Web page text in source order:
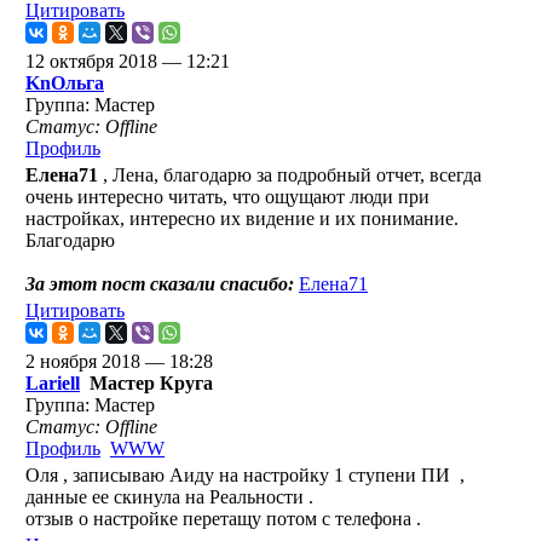
Цитировать
12 октября 2018 — 12:21
KnОльга
Группа: Мастер
Статус: Offline
Профиль
Елена71 , Лена, благодарю за подробный отчет, всегда
очень интересно читать, что ощущают люди при
настройках, интересно их видение и их понимание.
Благодарю
За этот пост сказали спасибо: Елена71
Цитировать
2 ноября 2018 — 18:28
Lariell Мастер Круга
Группа: Мастер
Статус: Offline
Профиль WWW
Оля , записываю Аиду на настройку 1 ступени ПИ ,
данные ее скинула на Реальности .
отзыв о настройке перетащу потом с телефона .